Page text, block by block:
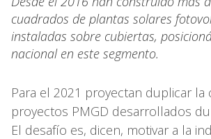
cuadrados de plantas solares
instaladas sobre cubiertas,
nacional en este segmento.
Para el 2021 proyectan duplicar la
proyectos PMGD desarrollados
El desafío es, dicen, motivar a la